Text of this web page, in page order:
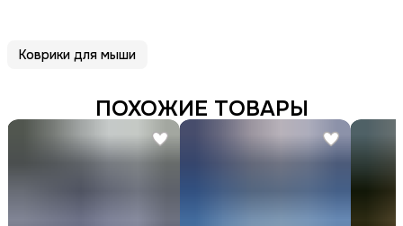
Коврики для мыши
ПОХОЖИЕ ТОВАРЫ